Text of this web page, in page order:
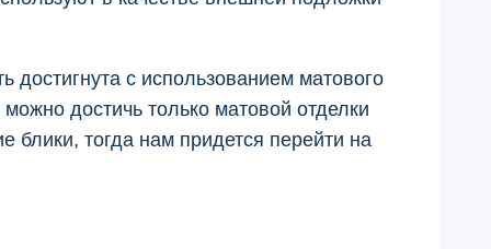
достигнута с использованием матового
достичь только матовой отделки
тогда нам придется перейти на